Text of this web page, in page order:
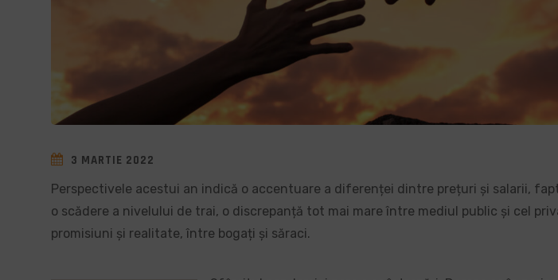
3 MARTIE 2022
Perspectivele acestui an indică o accentuare a diferenței dintre prețuri și salarii,
o scădere a nivelului de trai, o discrepanță tot mai mare între mediul public și cel
promisiuni și realitate, între bogați și săraci.